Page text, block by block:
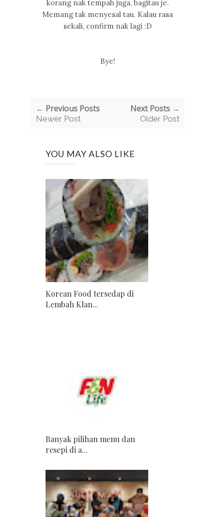
korang nak tempah juga, bagitau je.
Memang tak menyesal tau. Kalau rasa
sekali, confirm nak lagi :D
Bye!
← Previous Posts
Newer Post
Next Posts →
Older Post
YOU MAY ALSO LIKE
Korean Food tersedap di
Lembah Klan...
Banyak pilihan menu dan
resepi di a...